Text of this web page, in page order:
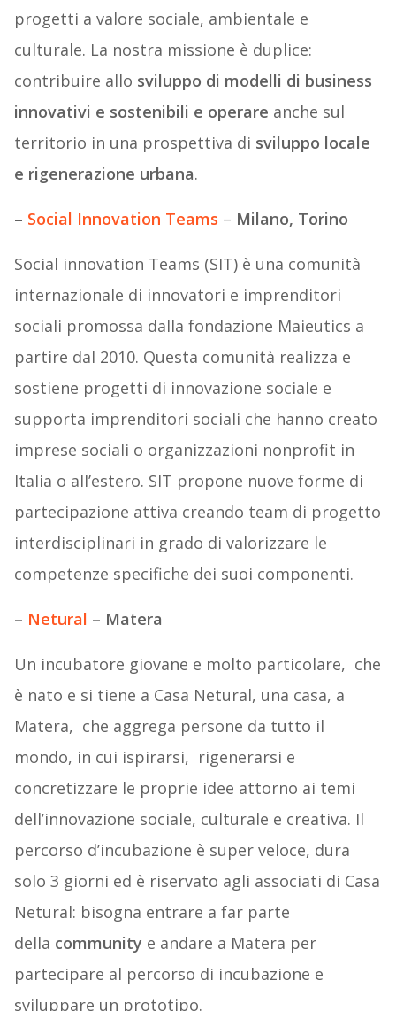
progetti a valore sociale, ambientale e
culturale. La nostra missione è duplice:
contribuire allo sviluppo di modelli di business
innovativi e sostenibili e operare anche sul
territorio in una prospettiva di sviluppo locale
e rigenerazione urbana.
– Social Innovation Teams – Milano, Torino
Social innovation Teams (SIT) è una comunità
internazionale di innovatori e imprenditori
sociali promossa dalla fondazione Maieutics a
partire dal 2010. Questa comunità realizza e
sostiene progetti di innovazione sociale e
supporta imprenditori sociali che hanno creato
imprese sociali o organizzazioni nonprofit in
Italia o all’estero. SIT propone nuove forme di
partecipazione attiva creando team di progetto
interdisciplinari in grado di valorizzare le
competenze specifiche dei suoi componenti.
– Netural – Matera
Un incubatore giovane e molto particolare, che
è nato e si tiene a Casa Netural, una casa, a
Matera, che aggrega persone da tutto il
mondo, in cui ispirarsi, rigenerarsi e
concretizzare le proprie idee attorno ai temi
dell’innovazione sociale, culturale e creativa. Il
percorso d’incubazione è super veloce, dura
solo 3 giorni ed è riservato agli associati di Casa
Netural: bisogna entrare a far parte
della community e andare a Matera per
partecipare al percorso di incubazione e
sviluppare un prototipo.